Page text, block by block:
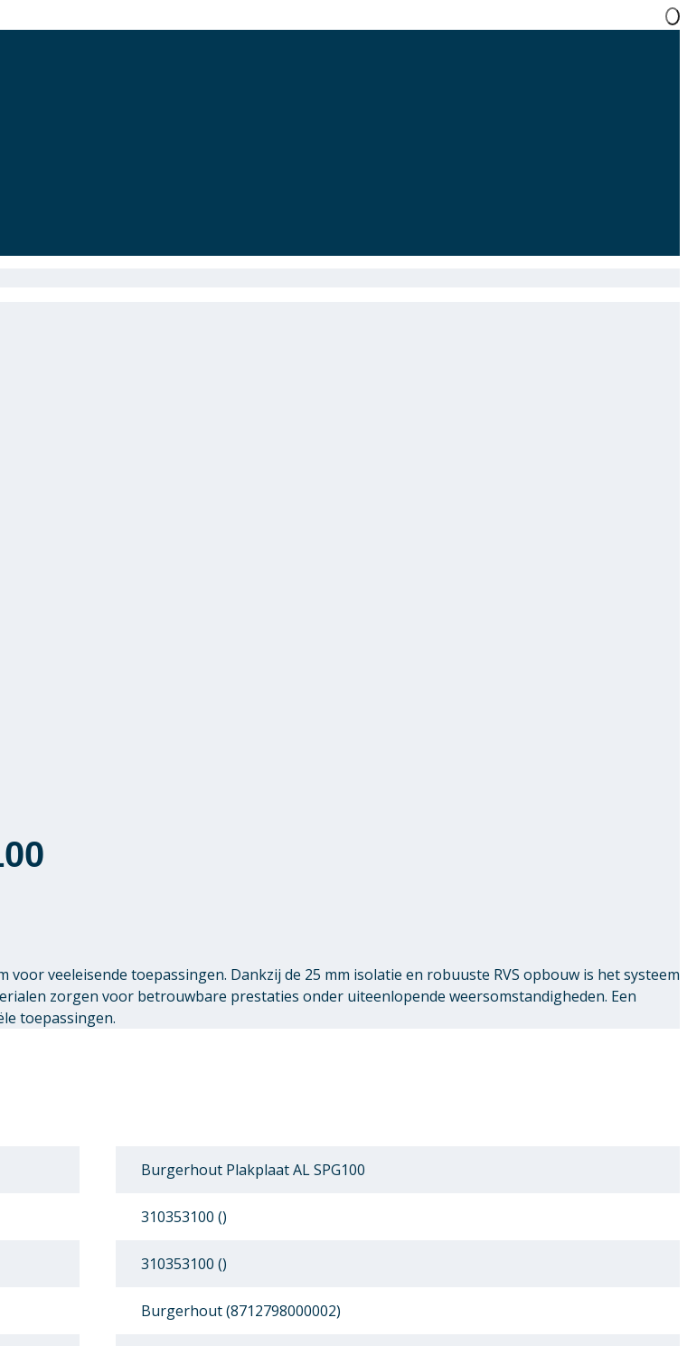
veeleisende toepassingen. Dankzij de 25 mm isolatie en robuuste RVS opbouw is het systeem
zorgen voor betrouwbare prestaties onder uiteenlopende weersomstandigheden. Een
toepassingen.
Burgerhout Plakplaat AL SPG100
310353100 ()
310353100 ()
Burgerhout (8712798000002)